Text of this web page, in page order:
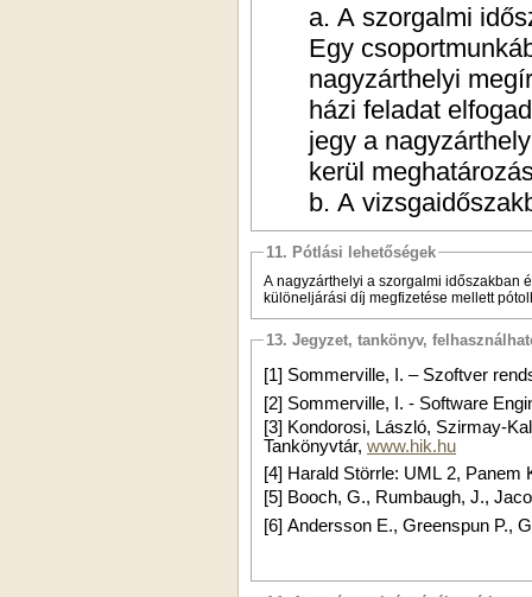
a. A szorgalmi
Egy
nagyzárthelyi
házi feladat
jegy a
kerül
b. A
11. Pótlási lehetőségek
A nagyzárthelyi a szorgalmi időszakban
különeljárási díj megfizetése mellett
13. Jegyzet, tankönyv,
[1] Sommerville, I. – Szoftver
[2] Sommerville, I. - Software
[3] Kondorosi, László, Szirmay-
Tankönyvtár, www.hik.hu
[4] Harald Störrle: UML 2, Panem
[5] Booch, G., Rumbaugh, J.,
[6] Andersson E., Greenspun P.,